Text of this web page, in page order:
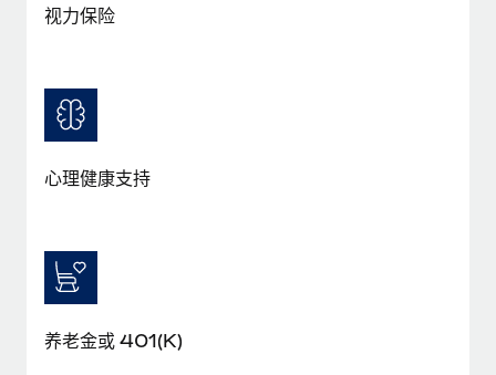
Reverse Tech at a glance Health and wellness startup,
Most teams hear "payroll implementation" and picture a
six-month project with a dedicated team....
视力保险
心理健康支持
养老金或 401(K)